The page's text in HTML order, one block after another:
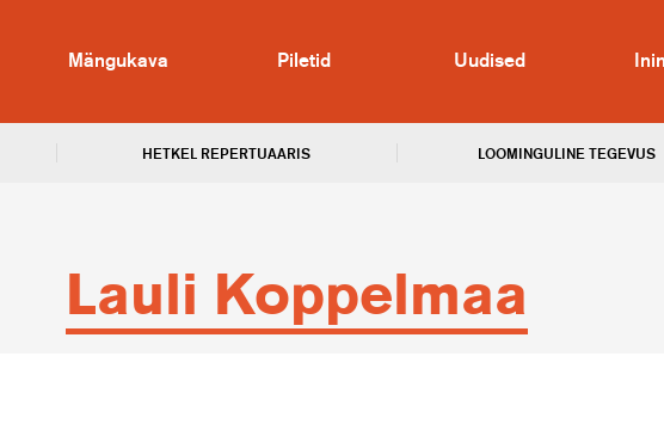
Mängukava Piletid Uudised
HETKEL REPERTUAARIS LOOMINGULINE TEGEVUS
Lauli Koppelmaa